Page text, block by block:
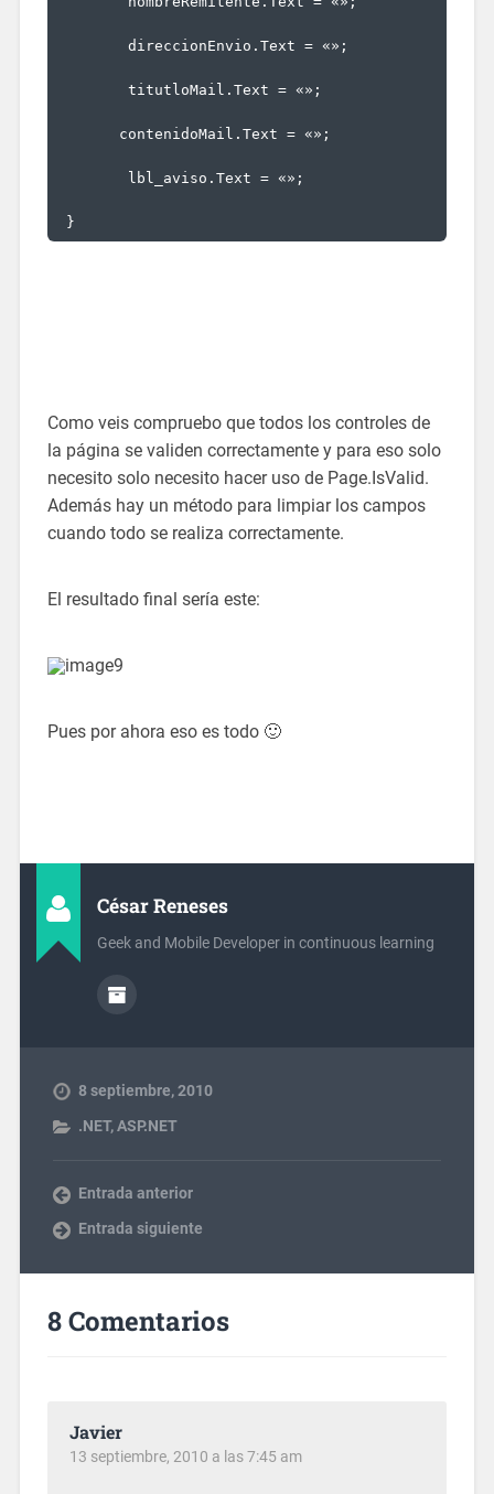
        direccionEnvio.Text =
«» ;
        titutloMail.Text =
«» ;
       contenidoMail.Text =
«» ;
        lbl_aviso.Text =
«» ;
}
Como veis compruebo que todos los controles de
la página se validen correctamente y para eso solo
necesito solo necesito hacer uso de Page.IsValid.
Además hay un método para limpiar los campos
cuando todo se realiza correctamente.
El resultado final sería este:
Pues por ahora eso es todo 🙂
César Reneses
Geek and Mobile Developer in continuous learning
8 septiembre, 2010
.NET,ASP.NET
Entrada anterior
Entrada siguiente
8 Comentarios
Javier
13 septiembre, 2010 a las 7:45 am